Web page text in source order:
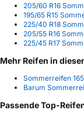
205/60 R16
195/65 R15
225/40 R18
205/55 R16
225/45 R17
Mehr Reifen in
Sommerreifen
Barum
Passende Top-